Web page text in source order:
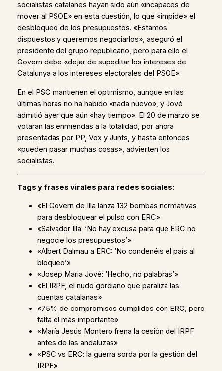
socialistas catalanes hayan sido aún «incapaces de
mover al PSOE» en esta cuestión, lo que «impide» el
desbloqueo de los presupuestos. «Estamos
dispuestos y queremos negociarlos», aseguró el
presidente del grupo republicano, pero para ello el
Govern debe «dejar de supeditar los intereses de
Catalunya a los intereses electorales del PSOE».
En el PSC mantienen el optimismo, aunque en las
últimas horas no ha habido «nada nuevo», y Jové
admitió ayer que aún «hay tiempo». El 20 de marzo se
votarán las enmiendas a la totalidad, por ahora
presentadas por PP, Vox y Junts, y hasta entonces
«pueden pasar muchas cosas», advierten los
socialistas.
Tags y frases virales para redes sociales:
«El Govern de Illa lanza 132 bombas normativas
para desbloquear el pulso con ERC»
«Salvador Illa: ‘No hay excusa para que ERC no
negocie los presupuestos’»
«Albert Dalmau a ERC: ‘No condenéis el país al
bloqueo’»
«Josep Maria Jové: ‘Hecho, no palabras’»
«El IRPF, el nudo gordiano que paraliza las
cuentas catalanas»
«75% de compromisos cumplidos con ERC, pero
falta el más importante»
«María Jesús Montero frena la cesión del IRPF
antes de las andaluzas»
«PSC vs ERC: la guerra sorda por la gestión del
IRPF»